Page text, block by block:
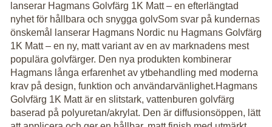
lanserar Hagmans Golvfärg 1K Matt – en efterlängtad
nyhet för hållbara och snygga golvSom svar på kundernas
önskemål lanserar Hagmans Nordic nu Hagmans Golvfärg
1K Matt – en ny, matt variant av en av marknadens mest
populära golvfärger. Den nya produkten kombinerar
Hagmans långa erfarenhet av ytbehandling med moderna
krav på design, funktion och användarvänlighet.Hagmans
Golvfärg 1K Matt är en slitstark, vattenburen golvfärg
baserad på polyuretan/akrylat. Den är diffusionsöppen, lätt